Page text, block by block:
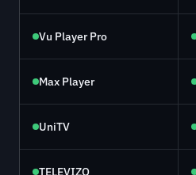
Vu Player Pro
Max Player
UniTV
TELEVIZO